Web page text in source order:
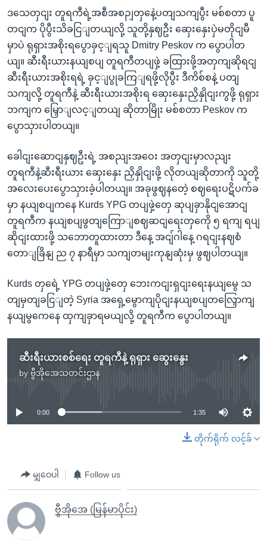
ဒသေတှငျး တူရကီရဲ့အစီအစဉျတှနေဲ့ပတျသကျပွီး မစ်စတာ ပူ
တငျက ပိုပွီးသိခငြျတယျလို့ သူတို့နှဈဦး ဆှေးနှေးပှဲမတိုငျမီ
မှာပဲ ရုရှားအစိုးရပွောခှင့ျရသူ Dmitry Peskov က ပွောပါတ
ယျ။ ဆီးရီးယားနယျစပျ တူရကီတပျဖှဲ့ ခထြားဖို့အတှကျဆိုရငျ
ဆီးရီးယားအစိုးရရဲ့ ခှင့ျပွုခကြျရဖို့လိုပွီး ဒီကိစ်စနဲ့ ပတျ
သကျလို့ တူရကီနဲ့ ဆီးရီးယားအစိုးရ ဆှေးနှေးညှိနှိုငျးကွဖို့ ရုရှား
ဘကျက မြှောျလင့ျတယျ ဆိုတာမြိုး မစ်စတာ Peskov က
ပွောသှားပါတယျ။
ခေါငျးဆောငျနှဈဦးရဲ့ အစညျးအဝေး အတှငျးမှာလညျး
တူရကီနဲ့ဆီးရီးယား ဆှေးနှေး ညှိနှိုငျးဖို့ လိုတယျဆိုတာကို သူတို့
အလေးပေးပွောသှားခဲ့ပါတယျ။ အခုဖွဈနတေဲ့ စဈရေးပဋိပက်ခ
မှာ နယျစပျကနေ Kurds YPG တပျဖှဲ့တှေ ဆုပျခှာနိုငျအောငျ
တူရကီက နယျစပျဖွတျကြောျစဈဆငျရေးတှကေို ၅ ရကျ ရပျ
ဆိုငျးထားဖို့ သဘောတူထားတာ ဒီနေ့ အငျ်ဂါနေ့ ဂရငျးနဈစံ
တောျခြိနျ ည ၇ နာရီမှာ သကျတမျးကုနျဆုံးမှ ဖွဈပါတယျ။
Kurds တှရေဲ့ YPG တပျဖှဲ့တှေ ဘေးကငျးရှငျးရေးနယျမွေ သ
တျမှတျခငြျတဲ့ Syria အရှေ့မွောကျပိုငျးနယျစပျတလြှောကျ
နယျမွကေနေ ထှကျခှာရမယျလို့ တူရကီက ပွောပါတယျ။
ဆီးရီးယားစစ်ရေး တူရကီနဲ့ ရုရှား ဆွေးနွေး
by ဗွီအိုအေသတင်းဌာန
No media source currently available
0:00 1:35
တိုက်ရိုက် လင့်ခ်
မျှဝေပါ Follow us
ဗွီအိုအေ (မြန်မာပိုင်း)